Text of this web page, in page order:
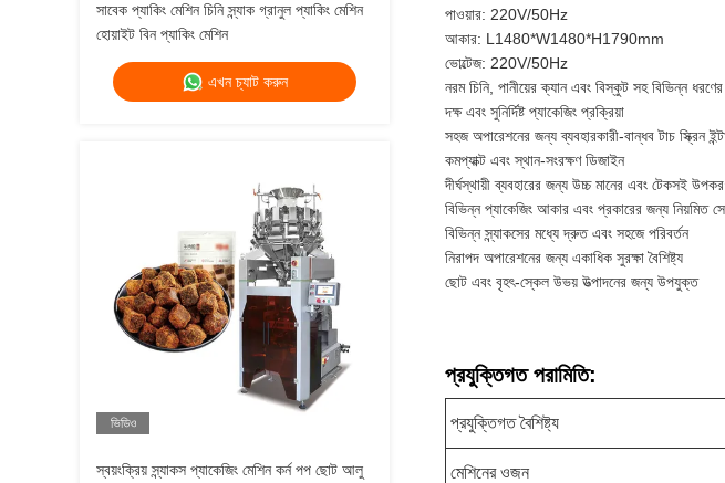
সাবেক প্যাকিং মেশিন চিনি স্ন্যাক গ্রানুল প্যাকিং মেশিন
হোয়াইট বিন প্যাকিং মেশিন
এখন চ্যাট করুন
ভিডিও
স্বয়ংক্রিয় স্ন্যাকস প্যাকেজিং মেশিন কর্ন পপ ছোট আলু
পাওয়ার: 220V/50Hz
আকার: L1480*W1480*H1790mm
ভোল্টেজ: 220V/50Hz
নরম চিনি, পানীয়ের ক্যান এবং বিস্কুট সহ বিভিন্ন
দক্ষ এবং সুনির্দিষ্ট প্যাকেজিং প্রক্রিয়া
সহজ অপারেশনের জন্য ব্যবহারকারী-বান্ধব টাচ স্ক্রিন
কমপ্যাক্ট এবং স্থান-সংরক্ষণ ডিজাইন
দীর্ঘস্থায়ী ব্যবহারের জন্য উচ্চ মানের এবং টেকসই
বিভিন্ন প্যাকেজিং আকার এবং প্রকারের জন্য নিয়মিত
বিভিন্ন স্ন্যাকসের মধ্যে দ্রুত এবং সহজে পরিবর্তন
নিরাপদ অপারেশনের জন্য একাধিক সুরক্ষা বৈশিষ্ট্য
ছোট এবং বৃহৎ-স্কেল উভয় উত্পাদনের জন্য উপযুক্ত
প্রযুক্তিগত পরামিতি:
প্রযুক্তিগত বৈশিষ্ট্য
মেশিনের ওজন